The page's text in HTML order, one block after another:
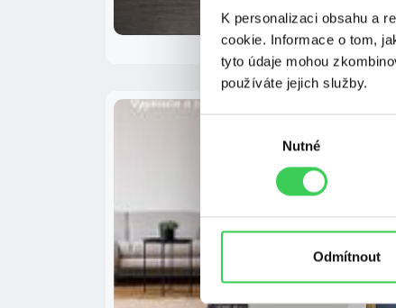
K personalizaci obsahu a
cookie. Informace o tom,
tyto údaje mohou
používáte jejich služby.
Nutné
Odmítnout
M-